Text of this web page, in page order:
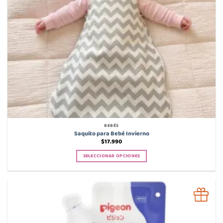
BEBÉS
Saquito para Bebé Invierno
$17.990
SELECCIONAR OPCIONES
múltiples
variantes.
Las